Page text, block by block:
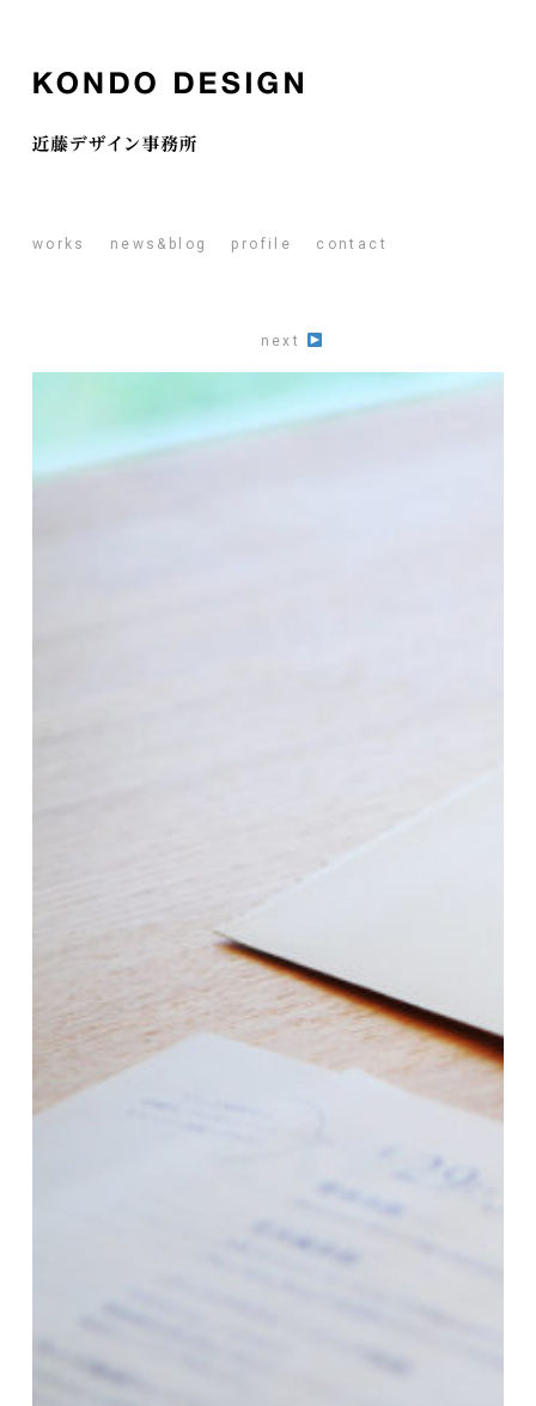
works news&blog profile contact
next